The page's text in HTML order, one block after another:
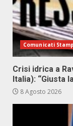
Comunicati
Crisi idrica a
Italia): “Giusta
8 Agosto 2026